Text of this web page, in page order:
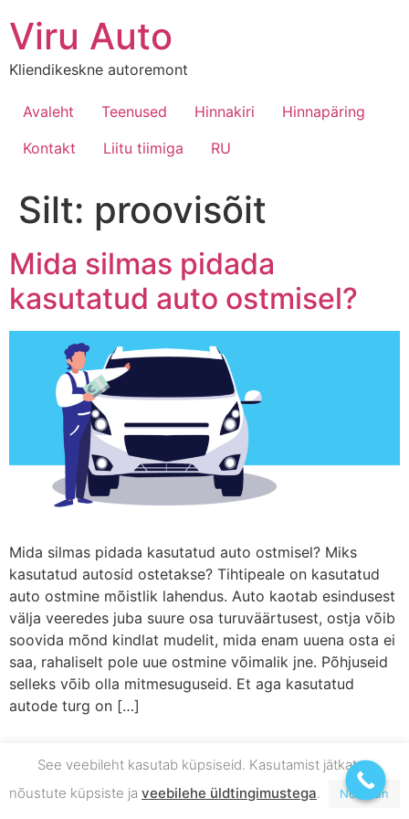
Viru Auto
Kliendikeskne autoremont
Avaleht Teenused Hinnakiri
Hinnapäring
Kontakt
Liitu tiimiga RU
Silt: proovisõit
Mida silmas pidada
kasutatud auto ostmisel?
Mida silmas pidada kasutatud auto ostmisel? Miks
kasutatud autosid ostetakse? Tihtipeale on kasutatud
auto ostmine mõistlik lahendus. Auto kaotab esindusest
välja veeredes juba suure osa turuväärtusest, ostja võib
soovida mõnd kindlat mudelit, mida enam uuena osta ei
saa, rahaliselt pole uue ostmine võimalik jne. Põhjuseid
selleks võib olla mitmesuguseid. Et aga kasutatud
autode turg on […]
See veebileht kasutab küpsiseid. Kasutamist jätkates
nõustute küpsiste ja veebilehe üldtingimustega. Nõustun